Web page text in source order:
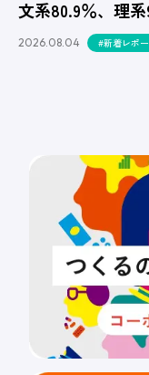
文系80.9％、理系
2026.08.04 #新着レポ